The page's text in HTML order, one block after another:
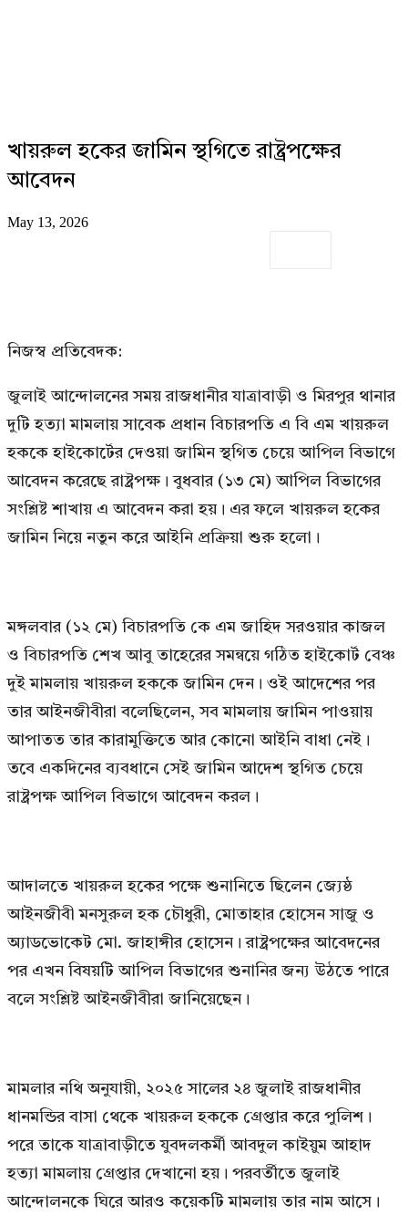
খায়রুল হকের জামিন স্থগিতে রাষ্ট্রপক্ষের
আবেদন
May 13, 2026
নিজস্ব প্রতিবেদক:
জুলাই আন্দোলনের সময় রাজধানীর যাত্রাবাড়ী ও মিরপুর থানার
দুটি হত্যা মামলায় সাবেক প্রধান বিচারপতি এ বি এম খায়রুল
হককে হাইকোর্টের দেওয়া জামিন স্থগিত চেয়ে আপিল বিভাগে
আবেদন করেছে রাষ্ট্রপক্ষ। বুধবার (১৩ মে) আপিল বিভাগের
সংশ্লিষ্ট শাখায় এ আবেদন করা হয়। এর ফলে খায়রুল হকের
জামিন নিয়ে নতুন করে আইনি প্রক্রিয়া শুরু হলো।
মঙ্গলবার (১২ মে) বিচারপতি কে এম জাহিদ সরওয়ার কাজল
ও বিচারপতি শেখ আবু তাহেরের সমন্বয়ে গঠিত হাইকোর্ট বেঞ্চ
দুই মামলায় খায়রুল হককে জামিন দেন। ওই আদেশের পর
তার আইনজীবীরা বলেছিলেন, সব মামলায় জামিন পাওয়ায়
আপাতত তার কারামুক্তিতে আর কোনো আইনি বাধা নেই।
তবে একদিনের ব্যবধানে সেই জামিন আদেশ স্থগিত চেয়ে
রাষ্ট্রপক্ষ আপিল বিভাগে আবেদন করল।
আদালতে খায়রুল হকের পক্ষে শুনানিতে ছিলেন জ্যেষ্ঠ
আইনজীবী মনসুরুল হক চৌধুরী, মোতাহার হোসেন সাজু ও
অ্যাডভোকেট মো. জাহাঙ্গীর হোসেন। রাষ্ট্রপক্ষের আবেদনের
পর এখন বিষয়টি আপিল বিভাগের শুনানির জন্য উঠতে পারে
বলে সংশ্লিষ্ট আইনজীবীরা জানিয়েছেন।
মামলার নথি অনুযায়ী, ২০২৫ সালের ২৪ জুলাই রাজধানীর
ধানমন্ডির বাসা থেকে খায়রুল হককে গ্রেপ্তার করে পুলিশ।
পরে তাকে যাত্রাবাড়ীতে যুবদলকর্মী আবদুল কাইয়ুম আহাদ
হত্যা মামলায় গ্রেপ্তার দেখানো হয়। পরবর্তীতে জুলাই
আন্দোলনকে ঘিরে আরও কয়েকটি মামলায় তার নাম আসে।